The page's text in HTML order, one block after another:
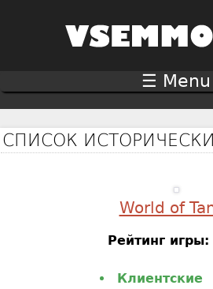
СПИСОК
World of
Рейтинг игры:
Клиентские
☰ Menu